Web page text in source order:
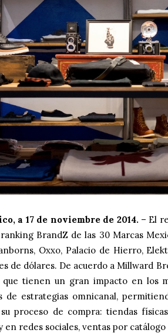
a 17 de noviembre de 2014. – El
BrandZ de las 30 Marcas
Oxxo, Palacio de Hierro,
de dólares. De acuerdo a Millward
que tienen un gran impacto en los
de estrategias omnicanal,
proceso de compra: tiendas
en redes sociales, ventas por